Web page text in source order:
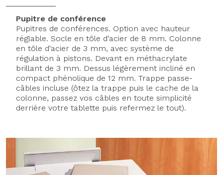
Pupitre de conférence
Pupitres de conférences. Option avec hauteur
réglable. Socle en tôle d'acier de 8 mm. Colonne
en tôle d'acier de 3 mm, avec système de
régulation à pistons. Devant en méthacrylate
brillant de 3 mm. Dessus légèrement incliné en
compact phénolique de 12 mm. Trappe passe-
câbles incluse (ôtez la trappe puis le cache de la
colonne, passez vos câbles en toute simplicité
derrière votre tablette puis refermez le tout).